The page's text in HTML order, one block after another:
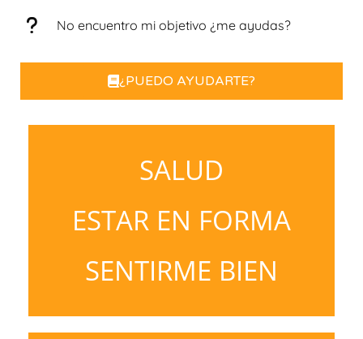
No encuentro mi objetivo ¿me ayudas?
¿PUEDO AYUDARTE?
SALUD
ESTAR EN FORMA
SENTIRME BIEN